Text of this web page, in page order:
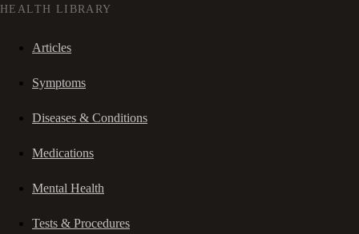
HEALTH LIBRARY
Articles
Symptoms
Diseases & Conditions
Medications
Mental Health
Tests & Procedures